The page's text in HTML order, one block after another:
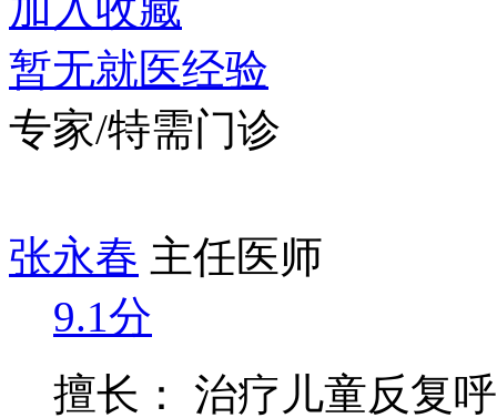
暂无就医经验
专家/特需门诊
张永春 主任医师
9.1分
擅长： 治疗儿童反复